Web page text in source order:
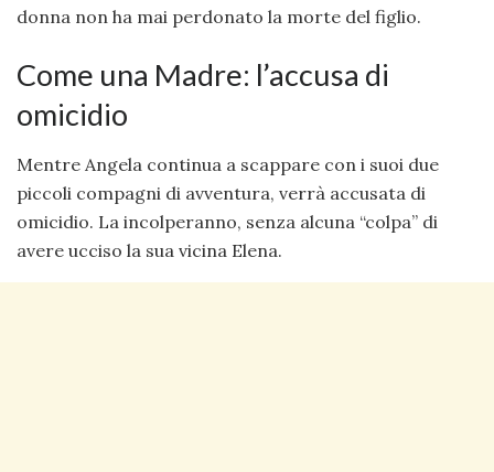
donna non ha mai perdonato la morte del figlio.
Come una Madre: l’accusa di
omicidio
Mentre Angela continua a scappare con i suoi due
piccoli compagni di avventura, verrà accusata di
omicidio. La incolperanno, senza alcuna “colpa” di
avere ucciso la sua vicina Elena.